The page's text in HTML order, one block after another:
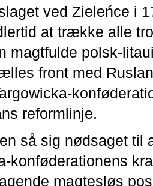
ved Zieleńce i
at trække alle
magtfulde polsk-
front med
reformlinje.
så sig nødsaget til
konføderationens
magtesløs